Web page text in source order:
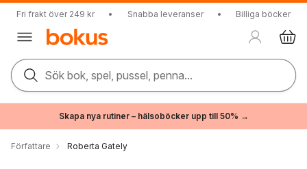
Fri frakt över 249 kr • Snabba leveranser • Billiga böcker
Sök bok, spel, pussel, penna...
Skapa nya rutiner – hälsoböcker upp till 50% →
Författare Roberta Gately